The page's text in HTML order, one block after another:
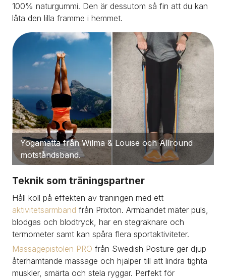
100% naturgummi. Den är dessutom så fin att du kan
låta den lilla framme i hemmet.
Yogamatta från Wilma & Louise och Allround
motståndsband.
Teknik som träningspartner
aktivitetsarmband från Prixton. Armbandet mäter puls,
blodgas och blodtryck, har en stegräknare och
termometer samt kan spåra flera sportaktiviteter.
Massagepistolen PRO från Swedish Posture ger djup
återhämtande massage och hjälper till att lindra tighta
muskler, smärta och stela ryggar. Perfekt för